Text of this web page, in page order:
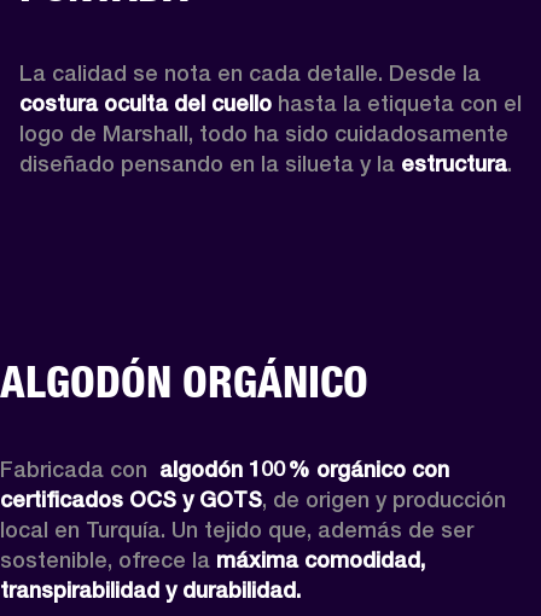
costura oculta del cuello hasta la etiqueta con el
logo de Marshall, todo ha sido cuidadosamente
diseñado pensando en la silueta y la estructura.
ALGODÓN ORGÁNICO
Fabricada con algodón 100 % orgánico con
certificados OCS y GOTS, de origen y producción
local en Turquía. Un tejido que, además de ser
sostenible, ofrece la máxima comodidad,
transpirabilidad y durabilidad.